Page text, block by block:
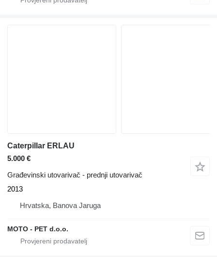
Caterpillar ERLAU
5.000 €
Građevinski utovarivač - prednji utovarivač
2013
Hrvatska, Banova Jaruga
MOTO - PET d.o.o.